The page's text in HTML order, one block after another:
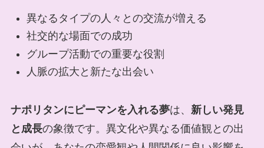
異なるタイプの人々との交流が増える
社交的な場面での成功
グループ活動での重要な役割
人脈の拡大と新たな出会い
ナポリタンにピーマンを入れる夢は、 新しい発見
と成長の象徴です。異文化や異なる価値観との出